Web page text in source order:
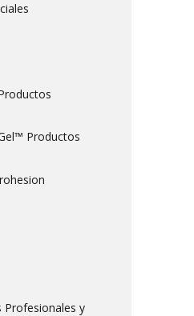
Productos
Profesionales y